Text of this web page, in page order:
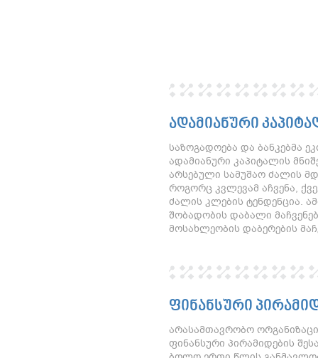
ᲐᲓᲐᲛᲘᲐᲜᲣᲠᲘ
საზოგადოება და ბანკებმა
ადამიანური კაპიტალის
არსებული სამუშაო ძალის
როგორც კვლევამ აჩვენა,
ძალის კლების ტენდენცია.
შობადობის დაბალი
მოსახლეობის დაბერების
ᲤᲘᲜᲐᲜᲡᲣᲠᲘ
არასამთავრობო
ფინანსური პირამიდების